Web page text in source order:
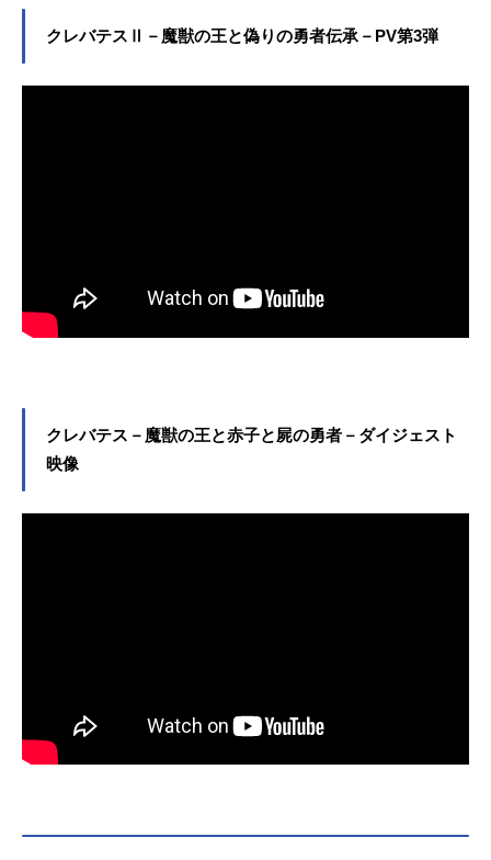
クレバテスⅡ－魔獣の王と偽りの勇者伝承－PV第3弾
クレバテス－魔獣の王と赤子と屍の勇者－ダイジェスト
映像